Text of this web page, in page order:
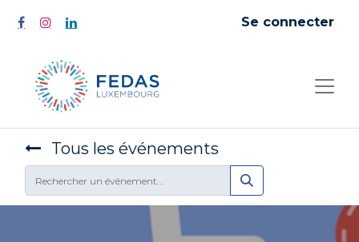
Se connecter
Tous les événements